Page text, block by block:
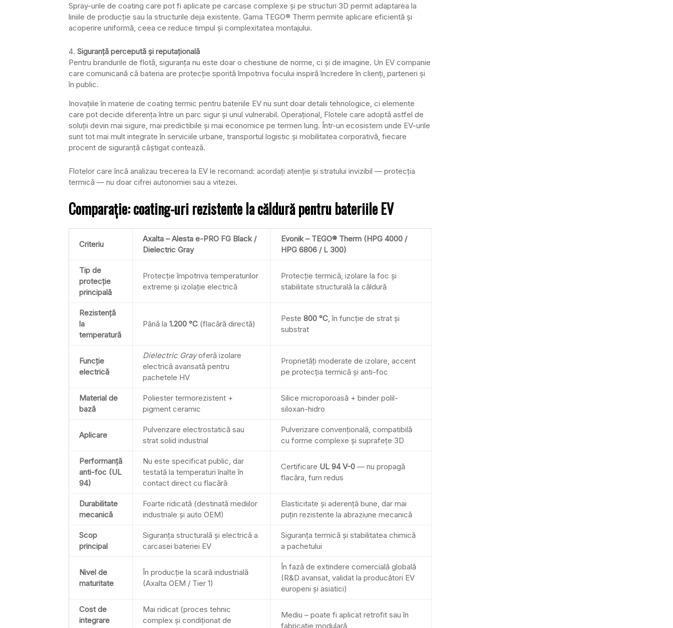
Spray-urile de coating care pot fi aplicate pe carcase complexe și pe structuri 3D permit adaptarea la
liniile de producție sau la structurile deja existente. Gama TEGO® Therm permite aplicare eficientă și
acoperire uniformă, ceea ce reduce timpul și complexitatea montajului.
Siguranță percepută și reputațională
Pentru brandurile de flotă, siguranța nu este doar o chestiune de norme, ci și de imagine. Un EV companie
care comunicană că bateria are protecție sporită împotriva focului inspiră încredere în clienți, parteneri și
în public.
Inovațiile în materie de coating termic pentru bateriile EV nu sunt doar detalii tehnologice, ci elemente
care pot decide diferența între un parc sigur și unul vulnerabil. Operațional, Flotele care adoptă astfel de
soluții devin mai sigure, mai predictibile și mai economice pe termen lung. Într-un ecosistem unde EV-urile
sunt tot mai mult integrate în serviciile urbane, transportul logistic și mobilitatea corporativă, fiecare
procent de siguranță câștigat contează.
Flotelor care încă analizau trecerea la EV le recomand: acordați atenție și stratului invizibil — protecția
termică — nu doar cifrei autonomiei sau a vitezei.
Comparație: coating-uri rezistente la căldură pentru bateriile EV
Criteriu
Axalta – Alesta e-PRO FG Black /
Dielectric Gray
Evonik – TEGO® Therm (HPG 4000 /
HPG 6806 / L 300)
Tip de
protecție
principală
Protecție împotriva temperaturilor
extreme și izolație electrică
Protecție termică, izolare la foc și
stabilitate structurală la căldură
Rezistență
la
temperatură
Până la 1.200 °C (flacără directă)
Peste 800 °C, în funcție de strat și
substrat
Funcție
electrică
Dielectric Grayoferă izolare
electrică avansată pentru
pachetele HV
Proprietăți moderate de izolare, accent
pe protecția termică și anti-foc
Material de
bază
Poliester termorezistent +
pigment ceramic
Silice microporoasă + binder polil-
siloxan-hidro
Aplicare
Pulverizare electrostatică sau
strat solid industrial
Pulverizare convențională, compatibilă
cu forme complexe și suprafețe 3D
Performanță
anti-foc (UL
94)
Nu este specificat public, dar
testată la temperaturi înalte în
contact direct cu flacără
Certificare UL 94 V-0 — nu propagă
flacăra, fum redus
Durabilitate
mecanică
Foarte ridicată (destinată mediilor
industriale și auto OEM)
Elasticitate și aderență bune, dar mai
puțin rezistente la abraziune mecanică
Scop
principal
Siguranța structurală și electrică a
carcasei bateriei EV
Siguranța termică și stabilitatea chimică
a pachetului
Nivel de
maturitate
În producție la scară industrială
(Axalta OEM / Tier 1)
În fază de extindere comercială globală
(R&D avansat, validat la producători EV
europeni și asiatici)
Cost de
integrare
Mai ridicat (proces tehnic
complex și condiționat de
Mediu – poate fi aplicat retrofit sau în
fabricație modulară